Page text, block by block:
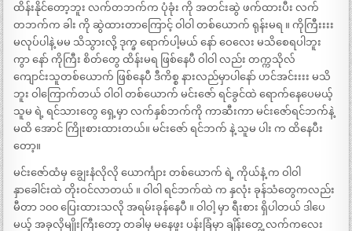
ထိန်းနိုင်တော့ဘူး လက်တဘက်က ပုံခုံး ကို အတင်းဆွဲ ဖက်ထားပီး လက်
တဘက်က ခါး ကို ဆွဲထားတာကြောင့် ဝါဝါ တစ်ယောက် ရုန်းမရ ။ ကိုကြီးးးး
မလုပ်ပါနဲ့ မမ သိသွားလို့ ဒုက္ခ ရောက်ပါ့မယ် နော် ဝေလေး မသိစေရပါဘူး
ကွာ နော် ကိုကြီး စိတ်တွေ ထိန်းမရ ဖြစ်နေပီ ဝါဝါ လည်း တက္ကသိုလ်
ကျောင်းသူတစ်ယောက် ဖြစ်နေပီ ဒီကိစ္စ နားလည်မှာပါနော် ဟင်အင်းးးး မသိ
ဘူး ဝါကြောက်တယ် ဝါဝါ တစ်ယောက် မင်းဇော် ရင်ခွင်ထဲ ရောက်နေပေမယ့်
သူမ ရဲ့ ရင်သားတွေ ရှေ့မှာ လက်နှစ်ဘက်ကို ကာဆီးကာ မင်းဇော်ရင်ဘက်နဲ့
မထိ အောင် ကြိုးစားထားတယ်။ မင်းဇော် ရင်ဘက် နဲ့ သူမ ပါး က ထိနေပီး
တော့။
မင်းဇော်ထံမှ ချွေးနံလိုလို ယောင်္ကျား တစ်ယောက် ရဲ့ ကိုယ်နံ့ က ဝါဝါ
နှာခေါင်းထဲ တိုးဝင်လာတယ် ။ ဝါဝါ ရင်ဘက်ထဲ က နှလုံး ခုန်သံတွေကလည်း
မီတာ ၁၀၀ ပြေးထားသလို အရမ်းခုန်နေပီ ။ ဝါဝါ့ မှာ ရီးစား ရှိပါတယ် ဒါပေ
မယ့် အခုလိုမျိုးကြီးတော့ တခါမှ မနေဖူး ပန်းခြံမှာ ချိန်းတွေ့ လက်ကလေး